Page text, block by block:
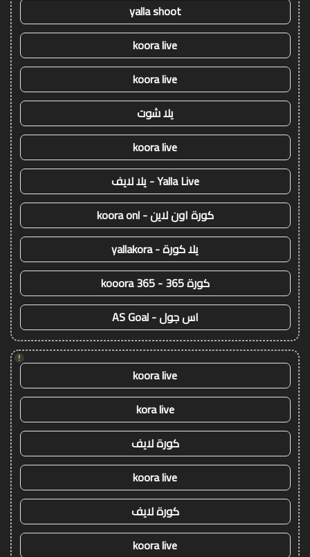
yalla shoot
koora live
koora live
يلا شوت
koora live
Yalla Live - يلا لايف
كورة اون لاين - koora onl
يلا كورة - yallakora
كورة 365 - kooora 365
اس جول - AS Goal
!
koora live
kora live
كورة لايف
koora live
كورة لايف
koora live